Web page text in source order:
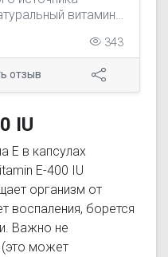
витамин
изомеров
d- гамма),
Е обладает
системы,
343
отзыв
IU
Е в капсулах
E-400 IU
организм от
воспаления, борется
Важно не
(это может